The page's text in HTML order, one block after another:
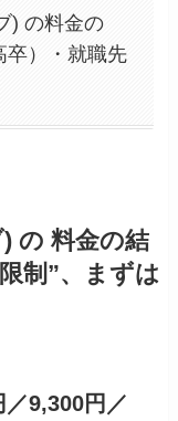
) の料金の
卒）・就職先
の 料金の結
制”、まずは
9,300円／